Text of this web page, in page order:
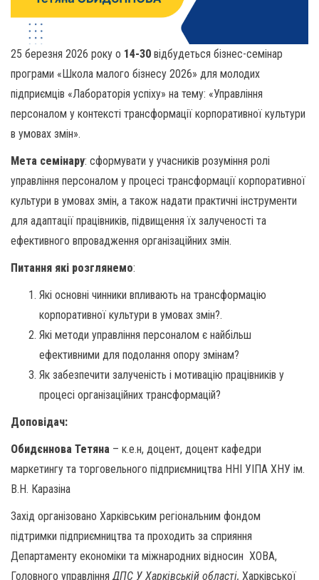
25 березня 2026 року о 14-30 відбудеться бізнес-семінар
програми «Школа малого бізнесу 2026» для молодих
підприємців «Лабораторія успіху» на тему: «Управління
персоналом у контексті трансформації корпоративної культури
в умовах змін».
Мета семінару: сформувати у учасників розуміння ролі
управління персоналом у процесі трансформації корпоративної
культури в умовах змін, а також надати практичні інструменти
для адаптації працівників, підвищення їх залученості та
ефективного впровадження організаційних змін.
Питання які розглянемо:
Які основні чинники впливають на трансформацію
корпоративної культури в умовах змін?.
Які методи управління персоналом є найбільш
ефективними для подолання опору змінам?
Як забезпечити залученість і мотивацію працівників у
процесі організаційних трансформацій?
Доповідач:
Обидєннова Тетяна – к.е.н, доцент, доцент кафедри
маркетингу та торговельного підприємництва ННІ УІПА ХНУ ім.
В.Н. Каразіна
Захід організовано Харківським регіональним фондом
підтримки підприємництва та проходить за сприяння
Департаменту економіки та міжнародних відносин ХОВА,
Головного управління ДПС У Харківській області, Харківської